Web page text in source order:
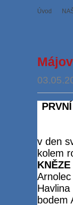
Úvod
v den
kolem
bodem